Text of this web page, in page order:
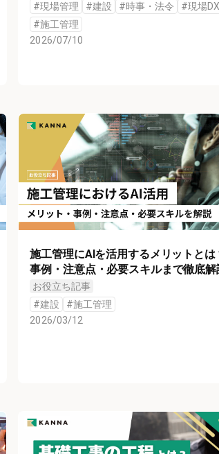
#現場管理 #建設 #時事・法令 #現場DX
#施工管理
2026/07/10
施工管理にAIを活用するメリットとは
事例・注意点・必要スキルまで徹底解
お役立ち記事
#建設 #施工管理
2026/03/12